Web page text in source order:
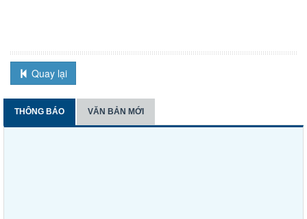
Quay lại
THÔNG BÁO VĂN BẢN MỚI